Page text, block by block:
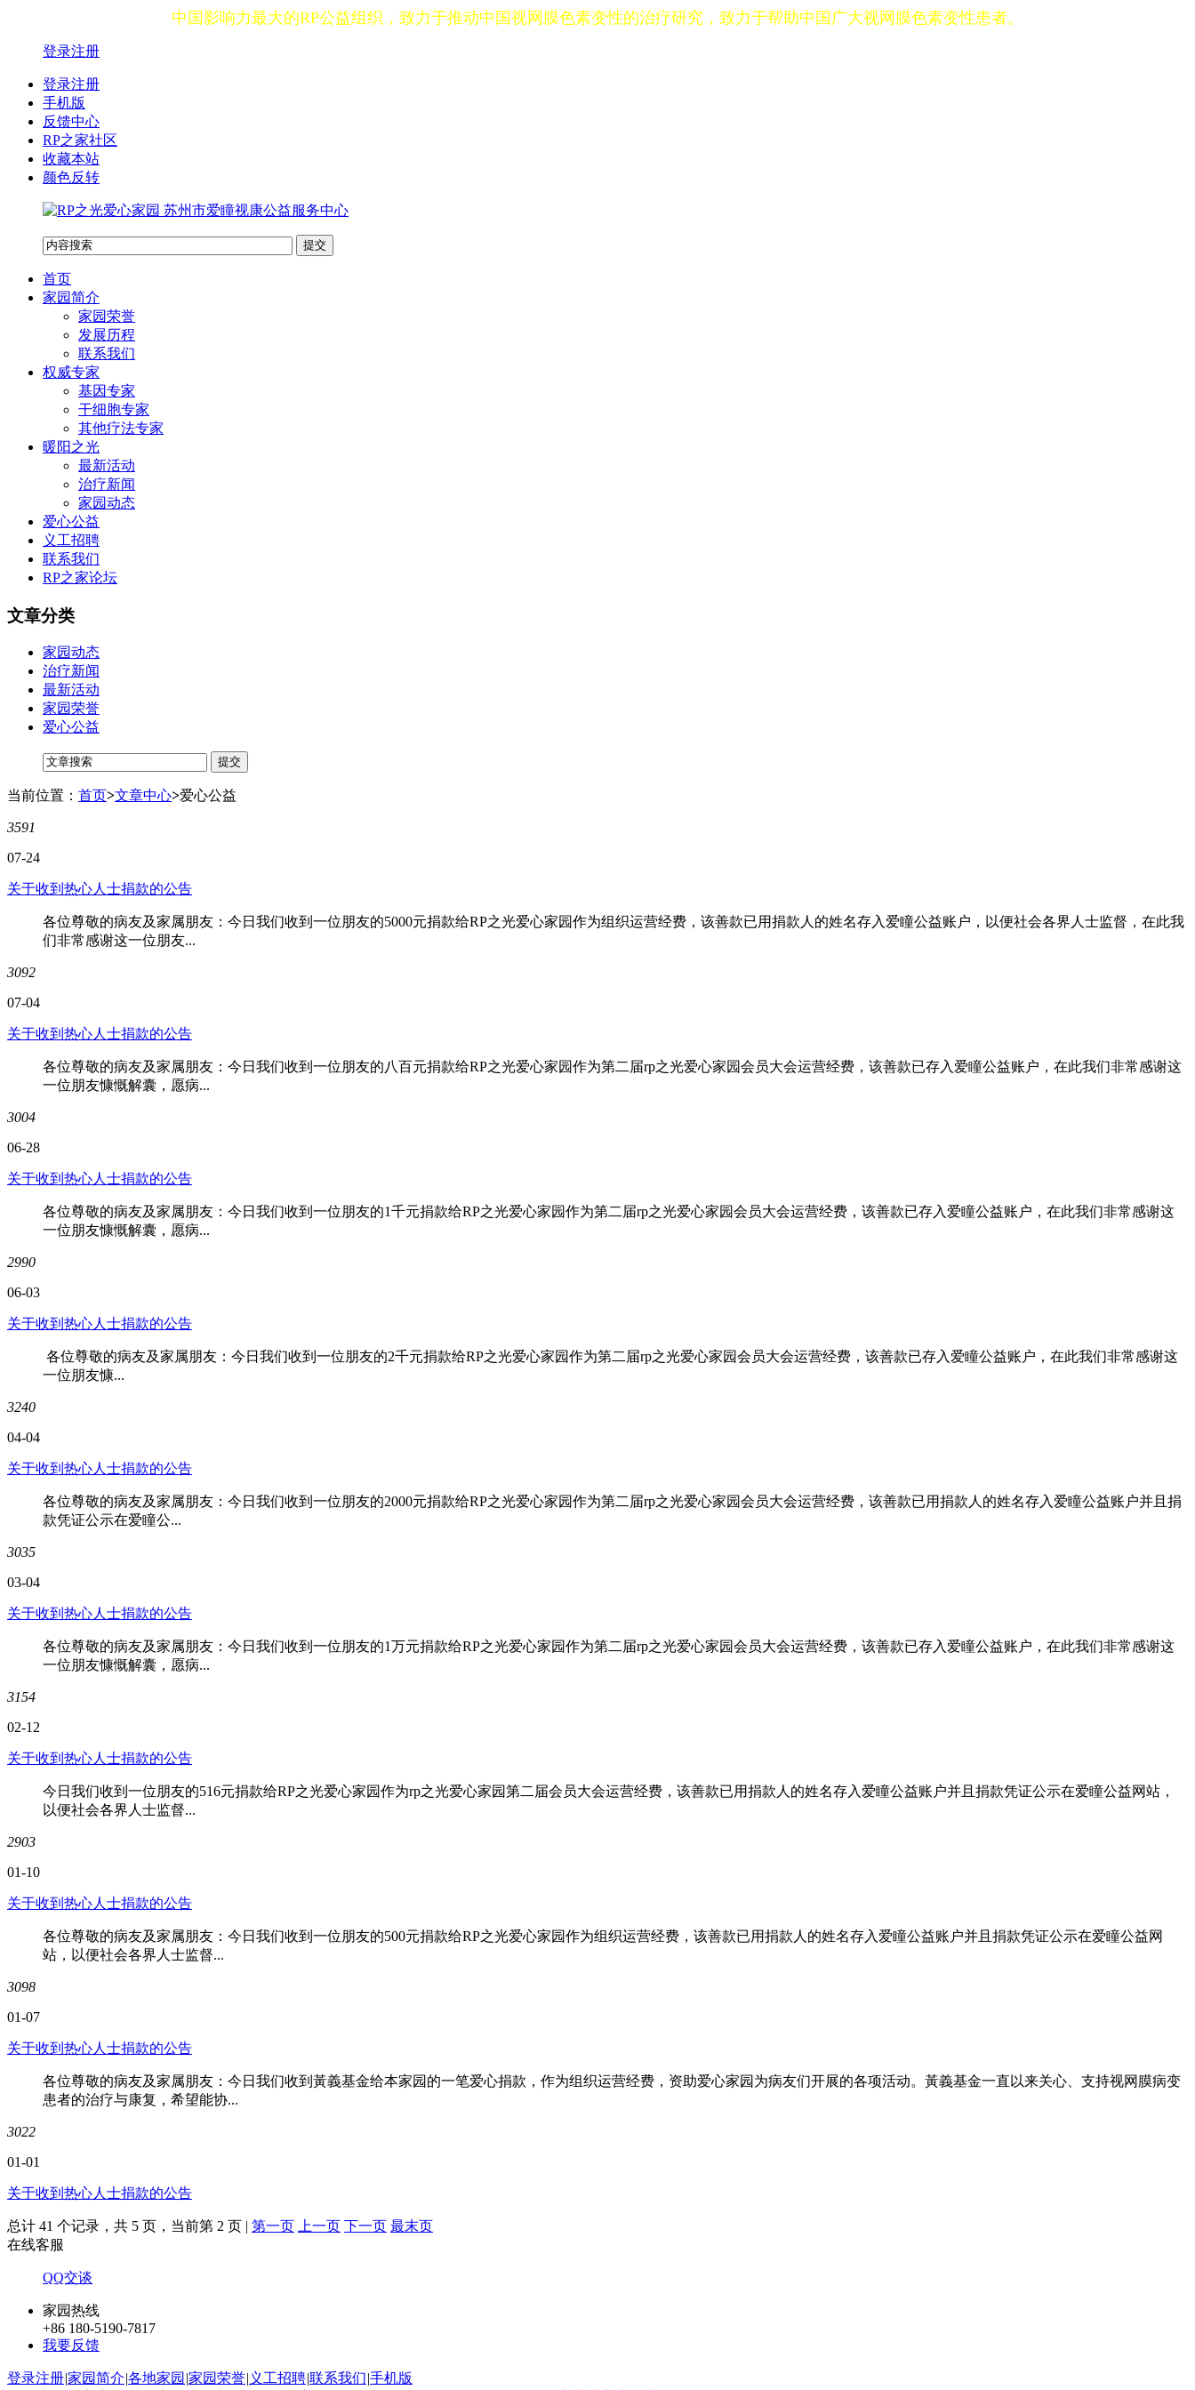
中国影响力最大的RP公益组织，致力于推动中国视网膜色素变性的治疗研究，致力于帮助中国广大视网膜色素变性患者。
登录注册
登录注册
手机版
反馈中心
RP之家社区
收藏本站
颜色反转
首页
家园简介
家园荣誉
发展历程
联系我们
权威专家
基因专家
干细胞专家
其他疗法专家
暖阳之光
最新活动
治疗新闻
家园动态
爱心公益
义工招聘
联系我们
RP之家论坛
文章分类
家园动态
治疗新闻
最新活动
家园荣誉
爱心公益
当前位置： 首页>文章中心>爱心公益
3591
07-24
关于收到热心人士捐款的公告
各位尊敬的病友及家属朋友：今日我们收到一位朋友的5000元捐款给RP之光爱心家园作为组织运营经费，该善款已用捐款人的姓名存入爱瞳公益账户，以便社会各界人士监督，在此我
们非常感谢这一位朋友...
3092
07-04
关于收到热心人士捐款的公告
各位尊敬的病友及家属朋友：今日我们收到一位朋友的八百元捐款给RP之光爱心家园作为第二届rp之光爱心家园会员大会运营经费，该善款已存入爱瞳公益账户，在此我们非常感谢这
一位朋友慷慨解囊，愿病...
3004
06-28
关于收到热心人士捐款的公告
各位尊敬的病友及家属朋友：今日我们收到一位朋友的1千元捐款给RP之光爱心家园作为第二届rp之光爱心家园会员大会运营经费，该善款已存入爱瞳公益账户，在此我们非常感谢这
一位朋友慷慨解囊，愿病...
2990
06-03
关于收到热心人士捐款的公告
各位尊敬的病友及家属朋友：今日我们收到一位朋友的2千元捐款给RP之光爱心家园作为第二届rp之光爱心家园会员大会运营经费，该善款已存入爱瞳公益账户，在此我们非常感谢这
一位朋友慷...
3240
04-04
关于收到热心人士捐款的公告
各位尊敬的病友及家属朋友：今日我们收到一位朋友的2000元捐款给RP之光爱心家园作为第二届rp之光爱心家园会员大会运营经费，该善款已用捐款人的姓名存入爱瞳公益账户并且捐
款凭证公示在爱瞳公...
3035
03-04
关于收到热心人士捐款的公告
各位尊敬的病友及家属朋友：今日我们收到一位朋友的1万元捐款给RP之光爱心家园作为第二届rp之光爱心家园会员大会运营经费，该善款已存入爱瞳公益账户，在此我们非常感谢这
一位朋友慷慨解囊，愿病...
3154
02-12
关于收到热心人士捐款的公告
今日我们收到一位朋友的516元捐款给RP之光爱心家园作为rp之光爱心家园第二届会员大会运营经费，该善款已用捐款人的姓名存入爱瞳公益账户并且捐款凭证公示在爱瞳公益网站，
以便社会各界人士监督...
2903
01-10
关于收到热心人士捐款的公告
各位尊敬的病友及家属朋友：今日我们收到一位朋友的500元捐款给RP之光爱心家园作为组织运营经费，该善款已用捐款人的姓名存入爱瞳公益账户并且捐款凭证公示在爱瞳公益网
站，以便社会各界人士监督...
3098
01-07
关于收到热心人士捐款的公告
各位尊敬的病友及家属朋友：今日我们收到黃義基金给本家园的一笔爱心捐款，作为组织运营经费，资助爱心家园为病友们开展的各项活动。黃義基金一直以来关心、支持视网膜病变
患者的治疗与康复，希望能协...
3022
01-01
关于收到热心人士捐款的公告
总计 41 个记录，共 5 页，当前第 2 页 | 第一页 上一页 下一页 最末页
在线客服
QQ交谈
家园热线
+86 180-5190-7817
我要反馈
登录注册|家园简介|各地家园 |家园荣誉| 义工招聘|联系我们|手机版